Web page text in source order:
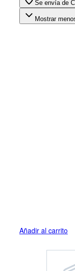
Se envía de
Mostrar
Añadir al carrito